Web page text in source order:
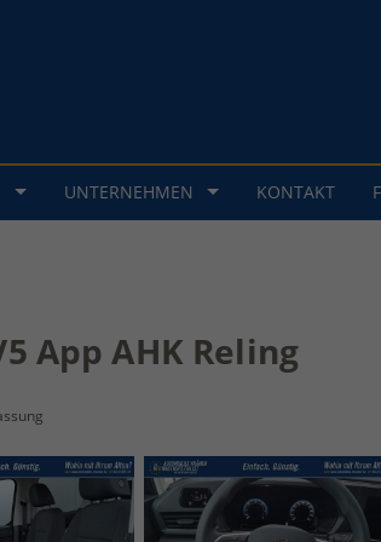
UNTERNEHMEN KONTAKT
App AHK Reling